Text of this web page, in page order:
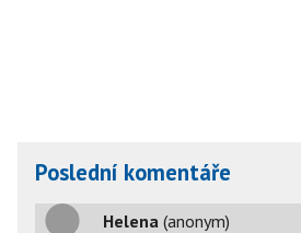
Poslední komentáře
Helena (anonym)